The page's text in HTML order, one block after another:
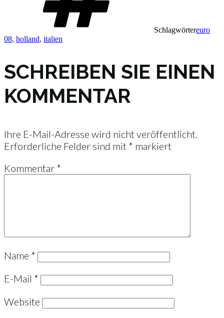
Schlagwörtereuro
08, holland, italien
SCHREIBEN SIE EINEN
KOMMENTAR
Ihre E-Mail-Adresse wird nicht veröffentlicht.
Erforderliche Felder sind mit * markiert
Kommentar *
Name *
E-Mail *
Website